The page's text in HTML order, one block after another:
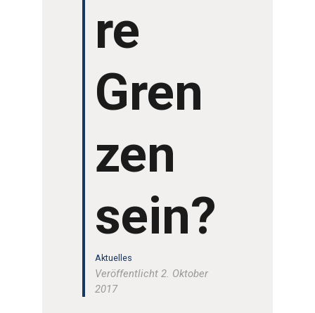
re
Gren
zen
sein?
Aktuelles
Veröffentlicht 2. Oktober
2017